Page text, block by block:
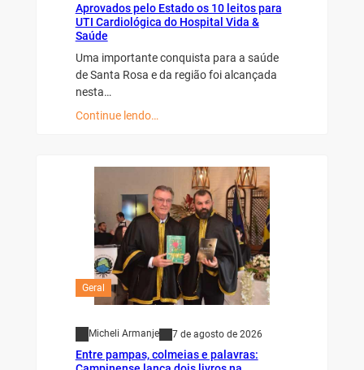
Aprovados pelo Estado os 10 leitos para
UTI Cardiológica do Hospital Vida &
Saúde
Uma importante conquista para a saúde
de Santa Rosa e da região foi alcançada
nesta…
Continue lendo…
Geral
Micheli Armanje 7 de agosto de 2026
Entre pampas, colmeias e palavras: